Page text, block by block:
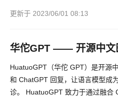
更新于 2023/06/01 08:13
华佗GPT —— 开源中文
HuatuoGPT（华佗 GPT）是开源
和 ChatGPT 回复，让语言模型成
诊。 HuatuoGPT 致力于通过融合